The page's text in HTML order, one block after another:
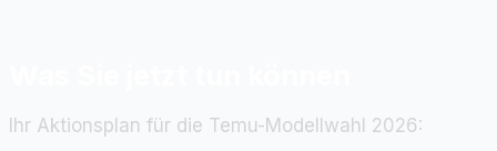
Ihr Aktionsplan für die Temu-Modellwahl 2026: